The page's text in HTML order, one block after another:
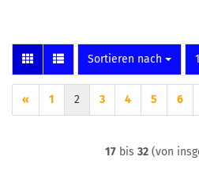
Sortieren nach
« 1 2 3 4 5 6
17 bis 32 (von